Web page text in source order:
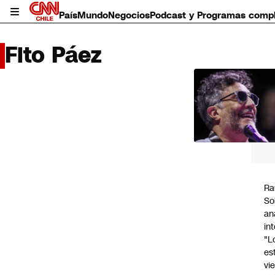
PaísMundoNegociosPodcast y Programas
Fito Páez